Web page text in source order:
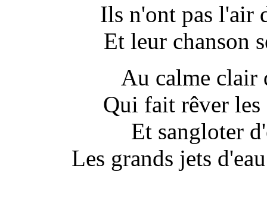
Ils n'ont pas l'air
Et leur chanson
Au calme clair
Qui fait rêver les
Et sangloter
Les grands jets